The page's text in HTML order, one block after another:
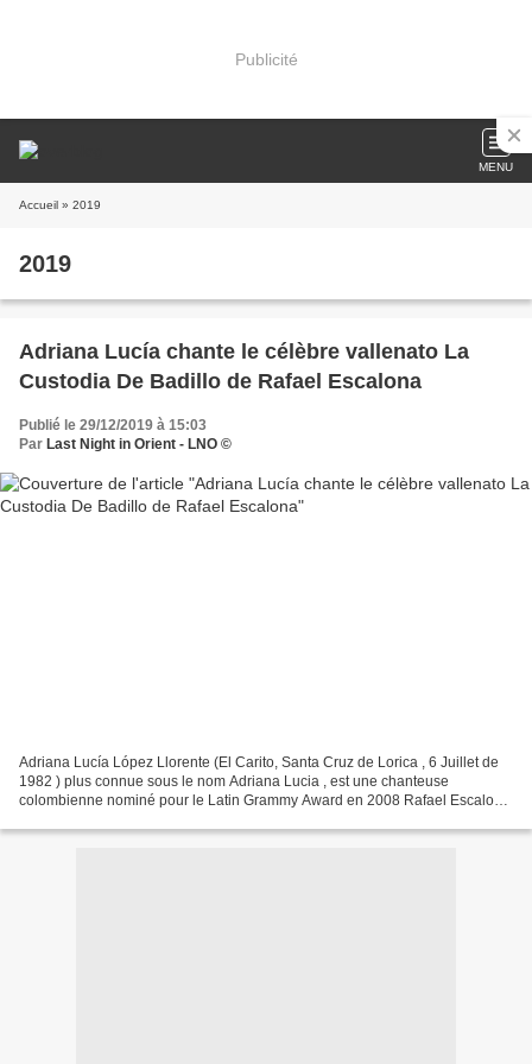
Publicité
MENU
Accueil » 2019
2019
Adriana Lucía chante le célèbre vallenato La
Custodia De Badillo de Rafael Escalona
Publié le 29/12/2019 à 15:03
Par Last Night in Orient - LNO ©
Adriana Lucía López Llorente (El Carito, Santa Cruz de Lorica , 6 Juillet de
1982 ) plus connue sous le nom Adriana Lucia , est une chanteuse
colombienne nominé pour le Latin Grammy Award en 2008 Rafael Escalona